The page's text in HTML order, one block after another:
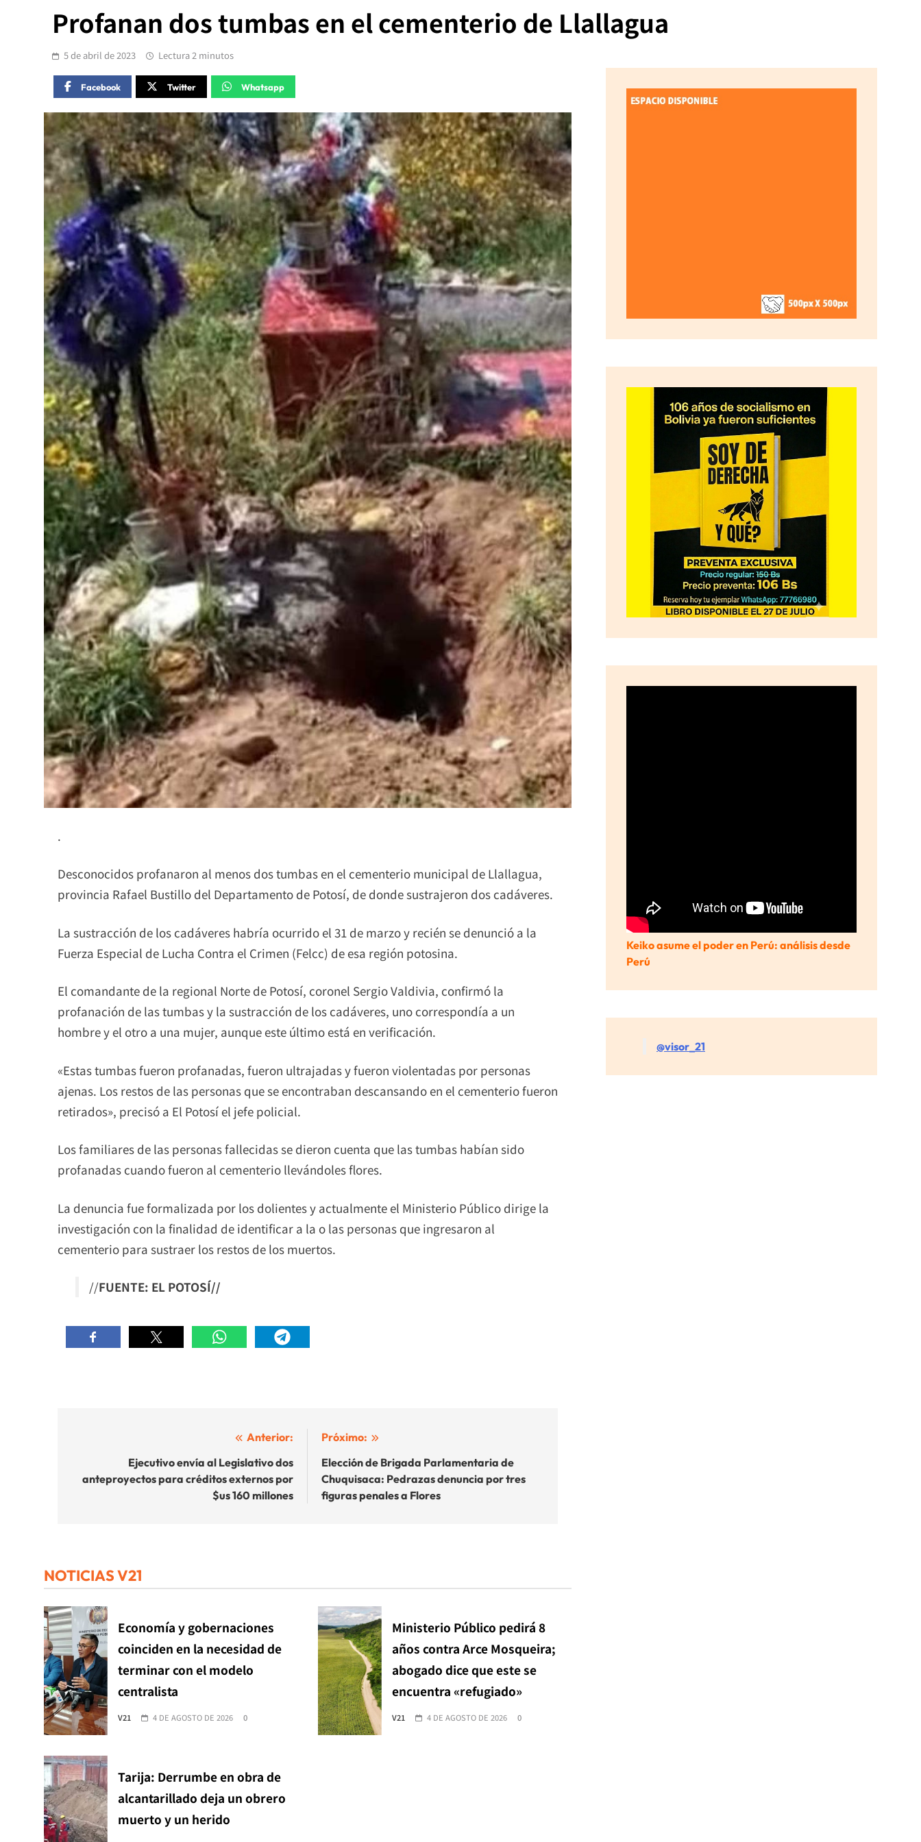
Profanan dos tumbas en el cementerio de Llallagua
5 de abril de 2023 Lectura 2 minutos
Facebook Twitter Whatsapp
.
Desconocidos profanaron al menos dos tumbas en el cementerio municipal de Llallagua,
provincia Rafael Bustillo del Departamento de Potosí, de donde sustrajeron dos cadáveres.
La sustracción de los cadáveres habría ocurrido el 31 de marzo y recién se denunció a la
Fuerza Especial de Lucha Contra el Crimen (Felcc) de esa región potosina.
El comandante de la regional Norte de Potosí, coronel Sergio Valdivia, confirmó la
profanación de las tumbas y la sustracción de los cadáveres, uno correspondía a un
hombre y el otro a una mujer, aunque este último está en verificación.
«Estas tumbas fueron profanadas, fueron ultrajadas y fueron violentadas por personas
ajenas. Los restos de las personas que se encontraban descansando en el cementerio fueron
retirados», precisó a El Potosí el jefe policial.
Los familiares de las personas fallecidas se dieron cuenta que las tumbas habían sido
profanadas cuando fueron al cementerio llevándoles flores.
La denuncia fue formalizada por los dolientes y actualmente el Ministerio Público dirige la
investigación con la finalidad de identificar a la o las personas que ingresaron al
cementerio para sustraer los restos de los muertos.
//FUENTE: EL POTOSÍ//
entradas
Anterior:
Ejecutivo envía al Legislativo dos
anteproyectos para créditos externos por
$us 160 millones
Próximo:
Elección de Brigada Parlamentaria de
Chuquisaca: Pedrazas denuncia por tres
figuras penales a Flores
NOTICIAS V21
Economía y gobernaciones
coinciden en la necesidad de
terminar con el modelo
centralista
V21 4 DE AGOSTO DE 2026 0
Ministerio Público pedirá 8
años contra Arce Mosqueira;
abogado dice que este se
encuentra «refugiado»
V21 4 DE AGOSTO DE 2026 0
Tarija: Derrumbe en obra de
alcantarillado deja un obrero
muerto y un herido
Keiko asume el poder en Perú: análisis desde
Perú
@visor_21